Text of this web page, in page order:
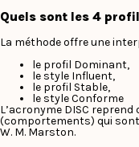
Quels sont les 4
La méthode offre une
le profil Dominant,
le style Influent,
le profil Stable,
le style Conforme
L’acronyme DISC
(comportements) qui sont
W. M. Marston.